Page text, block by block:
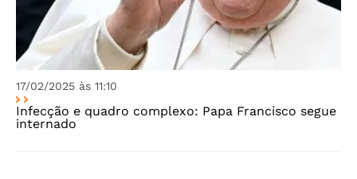
17/02/2025 às 11:10
Infecção e quadro complexo: Papa Francisco segue
internado